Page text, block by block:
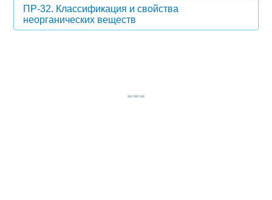
ПР-32. Классификация и свойства
неорганических веществ